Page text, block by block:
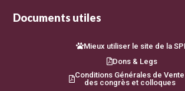
Documents utiles
Mieux utiliser le site de la
Dons & Legs
Conditions Générales de Vente
des congrès et colloques